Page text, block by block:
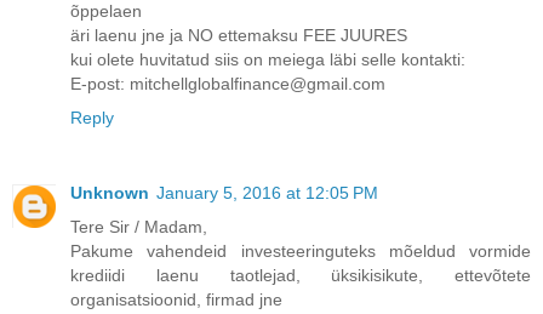
õppelaen
äri laenu jne ja NO ettemaksu FEE JUURES
kui olete huvitatud siis on meiega läbi selle kontakti:
E-post: mitchellglobalfinance@gmail.com
Reply
Unknown January 5, 2016 at 12:05 PM
Tere Sir / Madam,
Pakume vahendeid investeeringuteks mõeldud vormide
krediidi laenu taotlejad, üksikisikute, ettevõtete
organisatsioonid, firmad jne